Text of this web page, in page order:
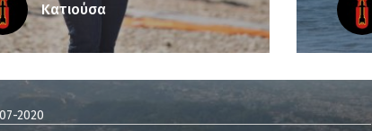
Κατιούσα
2020